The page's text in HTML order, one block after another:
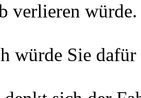
verlieren würde.
würde Sie